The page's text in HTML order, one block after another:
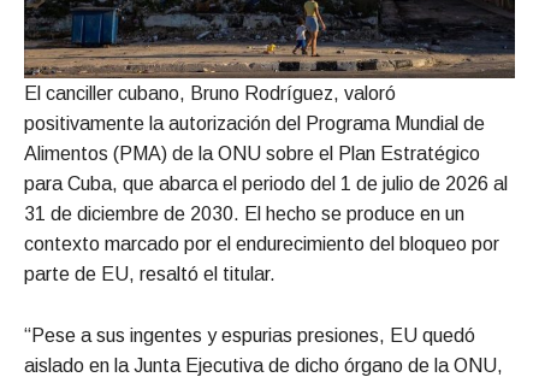
El canciller cubano, Bruno Rodríguez, valoró
positivamente la autorización del Programa Mundial de
Alimentos (PMA) de la ONU sobre el Plan Estratégico
para Cuba, que abarca el periodo del 1 de julio de 2026 al
31 de diciembre de 2030. El hecho se produce en un
contexto marcado por el endurecimiento del bloqueo por
parte de EU, resaltó el titular.
“Pese a sus ingentes y espurias presiones, EU quedó
aislado en la Junta Ejecutiva de dicho órgano de la ONU,